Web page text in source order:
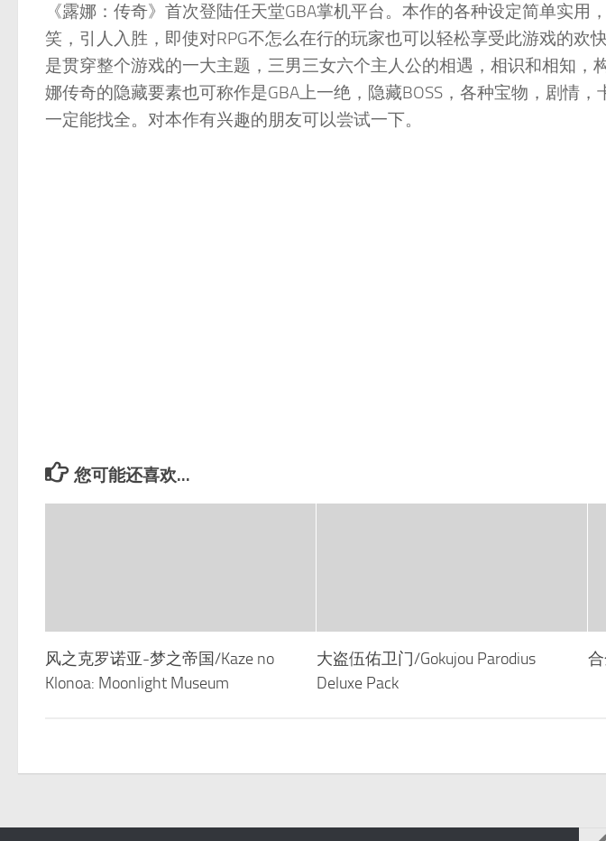
《露娜：传奇》首次登陆任天堂GBA掌机平台。本作的各种设定简单实用
笑，引人入胜，即使对RPG不怎么在行的玩家也可以轻松享受此游戏的欢
是贯穿整个游戏的一大主题，三男三女六个主人公的相遇，相识和相知，
娜传奇的隐藏要素也可称作是GBA上一绝，隐藏BOSS，各种宝物，剧情，
一定能找全。对本作有兴趣的朋友可以尝试一下。
您可能还喜欢...
风之克罗诺亚-梦之帝国/Kaze no
Klonoa: Moonlight Museum
大盗伍佑卫门/Gokujou Parodius
Deluxe Pack